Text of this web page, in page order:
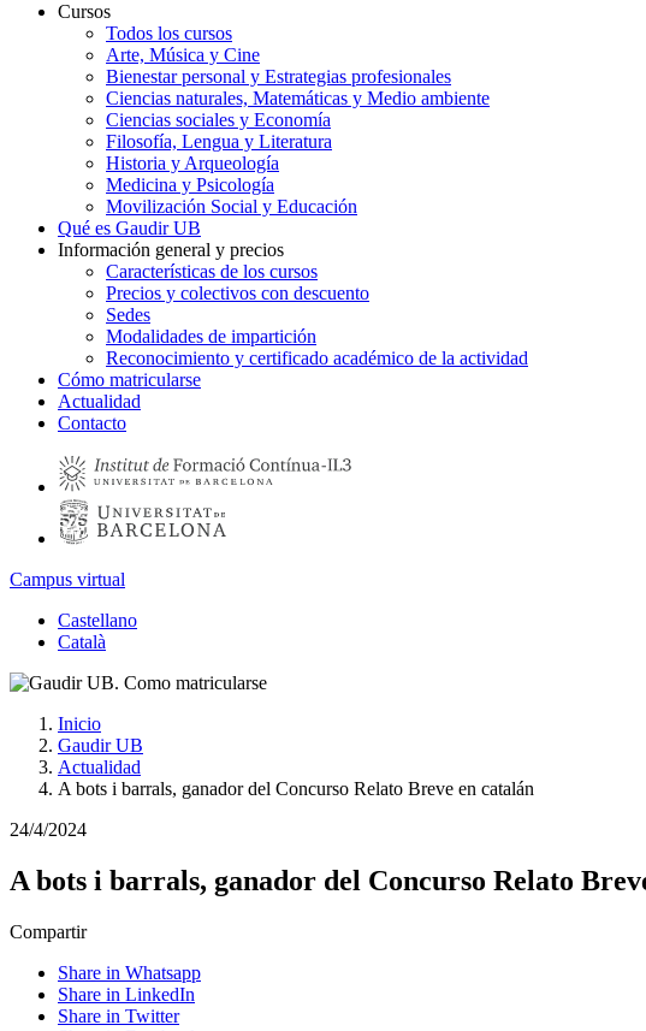
Navegación
principal
Gaudir
Cursos
Todos los cursos
Arte, Música y Cine
Bienestar personal y Estrategias profesionales
Ciencias naturales, Matemáticas y Medio ambiente
Ciencias sociales y Economía
Filosofía, Lengua y Literatura
Historia y Arqueología
Medicina y Psicología
Movilización Social y Educación
Qué es Gaudir UB
Información general y precios
Características de los cursos
Precios y colectivos con descuento
Sedes
Modalidades de impartición
Reconocimiento y certificado académico de la actividad
Cómo matricularse
Actualidad
Contacto
Campus virtual
Castellano
Català
Inicio
Gaudir UB
Actualidad
A bots i barrals, ganador del Concurso Relato Breve en catalán
24/4/2024
A bots i barrals, ganador del Concurso Relato
Compartir
Share in Whatsapp
Share in LinkedIn
Share in Twitter